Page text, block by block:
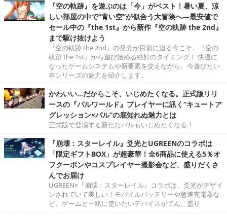
『空の軌跡』を遊ぶのは「今」がベスト！暑い夏、涼
しい部屋の中で“青い空”が似合う大冒険へ―最安値で
セール中の『the 1st』から新作『空の軌跡 the 2nd』
まで駆け抜けよう
『空の軌跡 the 2nd』の発売が目前に迫る今こそ、『空の
軌跡 the 1st』から遊び始める絶好のタイミング！ 快適に
なったゲームシステムや新要素を交えながら、今遊びたい
本シリーズの魅力を紹介します。
かわいい…だからこそ、いじめたくなる。正式版リリ
ースの『パルワールド』プレイヤーに訊く“キュートア
グレッション×パル”の底知れぬ魅力とは
正式版で登場する新たなパルもいじめたくなる！
『崩壊：スターレイル』爻光とUGREENのコラボは
「限定ギフトBOX」が超豪華！全6商品に使える5％オ
フクーポンやコスプレイヤー撮影会など、盛りだくさ
んでお届け
UGREEN×『崩壊：スターレイル』コラボは、爻光がデザイ
ンされていて美しい！モバイルバッテリーや急速充電器な
ど、ゲームと一緒に使いたいデバイスがてんこ盛り